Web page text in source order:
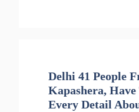
Delhi 41 People
Kapashera,
Every Detail